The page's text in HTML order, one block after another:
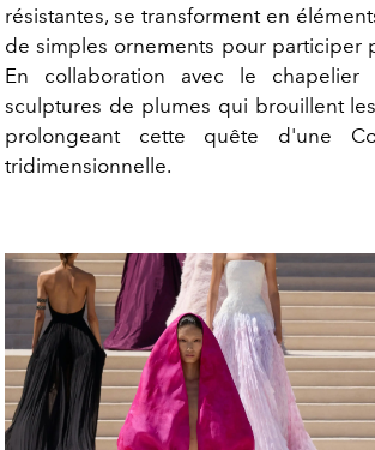
résistantes, se transforment en
de simples ornements pour participer
En collaboration avec le chapelier
sculptures de plumes qui brouillent
prolongeant cette quête d'une
tridimensionnelle.